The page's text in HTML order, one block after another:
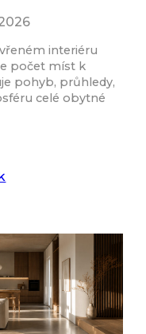
interiéru
počet míst k
pohyb, průhledy,
celé obytné